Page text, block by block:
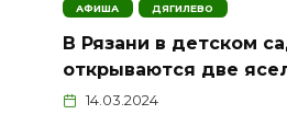
АФИША ДЯГИЛЕВО
В Рязани в детском
открываются две
14.03.2024